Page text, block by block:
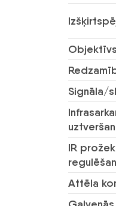
Signāla/
IR
Attēla